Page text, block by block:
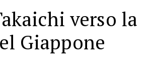
verso la
Giappone